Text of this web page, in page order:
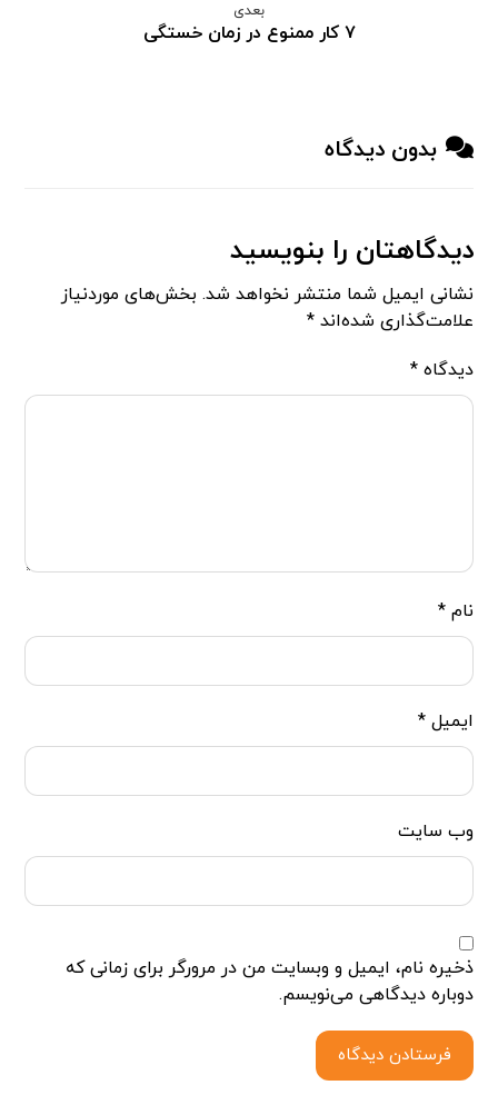
بعدی
۷ کار ممنوع در زمان خستگی
بدون دیدگاه
دیدگاهتان را بنویسید
نشانی ایمیل شما منتشر نخواهد شد. بخش‌های موردنیاز
علامت‌گذاری شده‌اند*
دیدگاه*
نام*
ایمیل*
وب‌ سایت
ذخیره نام، ایمیل و وبسایت من در مرورگر برای زمانی که
دوباره دیدگاهی می‌نویسم.
فرستادن دیدگاه